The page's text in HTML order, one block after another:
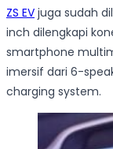
ZS EV juga sudah
inch dilengkapi
smartphone
imersif dari 6-
charging system.